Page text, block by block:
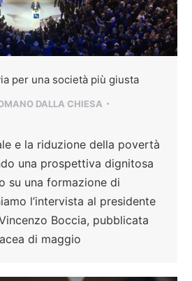
per una società più giusta
DALLA CHIESA
e la riduzione della povertà
una prospettiva dignitosa
su una formazione di
l’intervista al presidente
Boccia, pubblicata
di maggio